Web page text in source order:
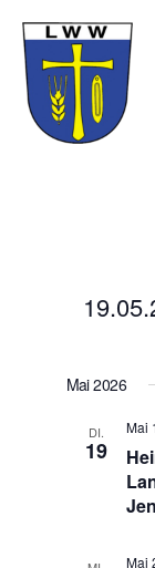
wählen.
Mai 2026
DI.
19
Mai
Mai